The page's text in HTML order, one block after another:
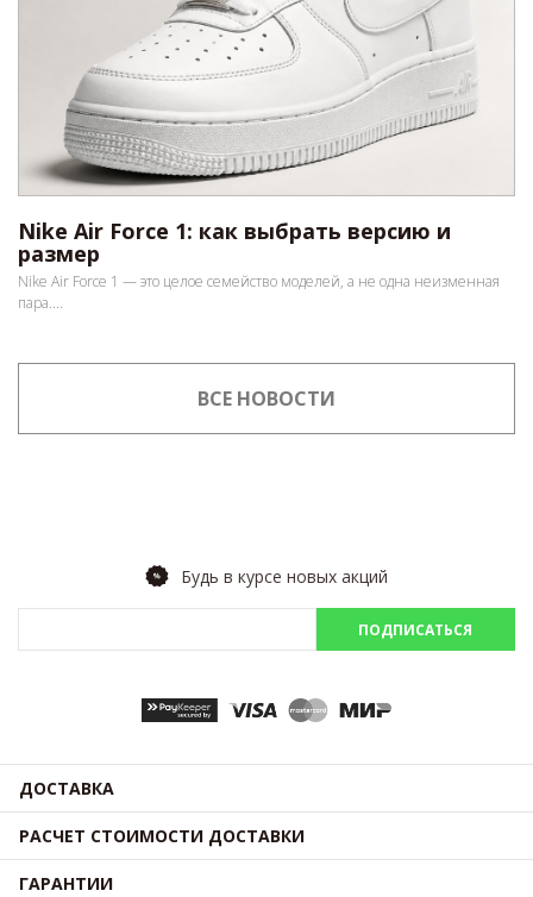
Nike Air Force 1: как выбрать версию и
размер
Nike Air Force 1 — это целое семейство моделей, а не одна неизменная
пара....
ВСЕ НОВОСТИ
Будь в курсе новых акций
ПОДПИСАТЬСЯ
ДОСТАВКА
РАСЧЕТ СТОИМОСТИ ДОСТАВКИ
ГАРАНТИИ